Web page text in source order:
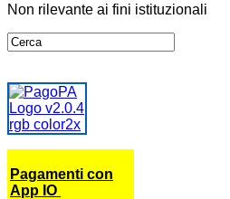
Non rilevante ai fini istituzionali
Pagamenti con
App IO